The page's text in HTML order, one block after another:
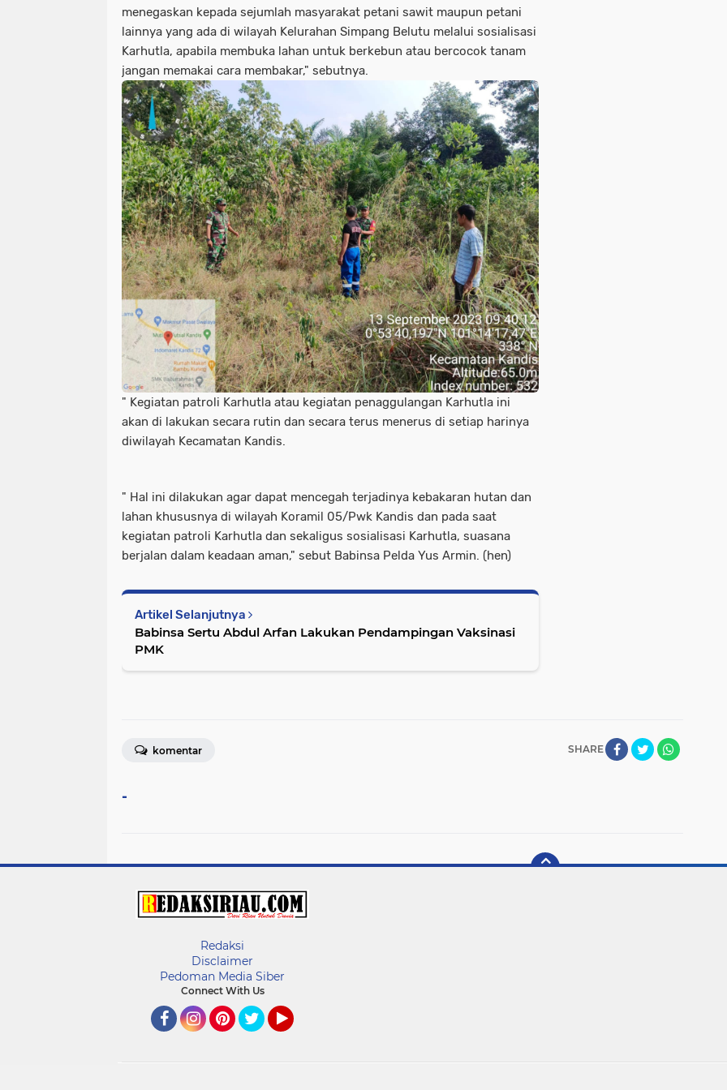
menegaskan kepada sejumlah masyarakat petani sawit maupun petani
lainnya yang ada di wilayah Kelurahan Simpang Belutu melalui sosialisasi
Karhutla, apabila membuka lahan untuk berkebun atau bercocok tanam
jangan memakai cara membakar," sebutnya.
" Kegiatan patroli Karhutla atau kegiatan penaggulangan Karhutla ini
akan di lakukan secara rutin dan secara terus menerus di setiap harinya
diwilayah Kecamatan Kandis.
" Hal ini dilakukan agar dapat mencegah terjadinya kebakaran hutan dan
lahan khususnya di wilayah Koramil 05/Pwk Kandis dan pada saat
kegiatan patroli Karhutla dan sekaligus sosialisasi Karhutla, suasana
berjalan dalam keadaan aman," sebut Babinsa Pelda Yus Armin. (hen)
Artikel Selanjutnya
Babinsa Sertu Abdul Arfan Lakukan Pendampingan Vaksinasi
PMK
SHARE
komentar
-
Redaksi
Disclaimer
Pedoman Media Siber
Connect With Us